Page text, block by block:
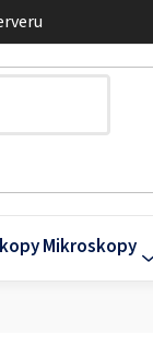
Mikroskopy